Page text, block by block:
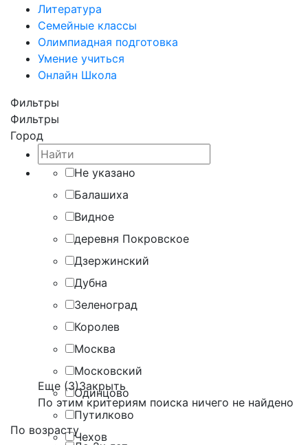
Литература
Семейные классы
Олимпиадная подготовка
Умение учиться
Онлайн Школа
Фильтры
Фильтры
Город
Не указано
Балашиха
Видное
деревня Покровское
Дзержинский
Дубна
Зеленоград
Королев
Москва
Московский
Одинцово
Путилково
Чехов
Еще (3)Закрыть
По этим критериям поиска ничего не найдено
По возрасту